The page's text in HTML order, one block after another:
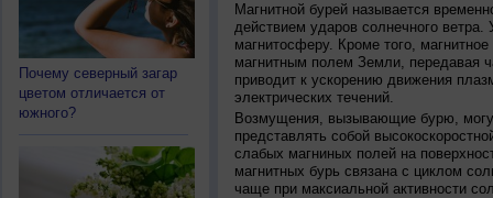
Почему северный загар
цветом отличается от
южного?
Магнитной бурей называется
действием ударов солнечного ветра.
магнитосферу. Кроме того,
магнитным полем Земли, передавая
приводит к ускорению движения
электрических течений.
Возмущения, вызывающие бурю,
представлять собой
слабых магниных полей на
магнитных бурь связана с циклом
чаще при максиальной активности